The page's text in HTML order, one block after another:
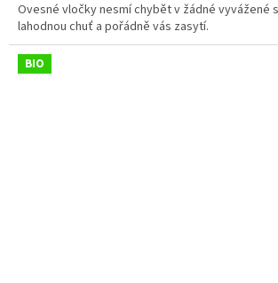
Ovesné vločky nesmí chybět v žádné vyvážené
lahodnou chuť a pořádně vás zasytí.
BIO